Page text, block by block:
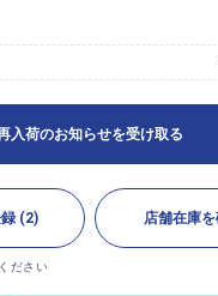
入荷のお知らせを受け取る
(2) 店舗在庫
ださい